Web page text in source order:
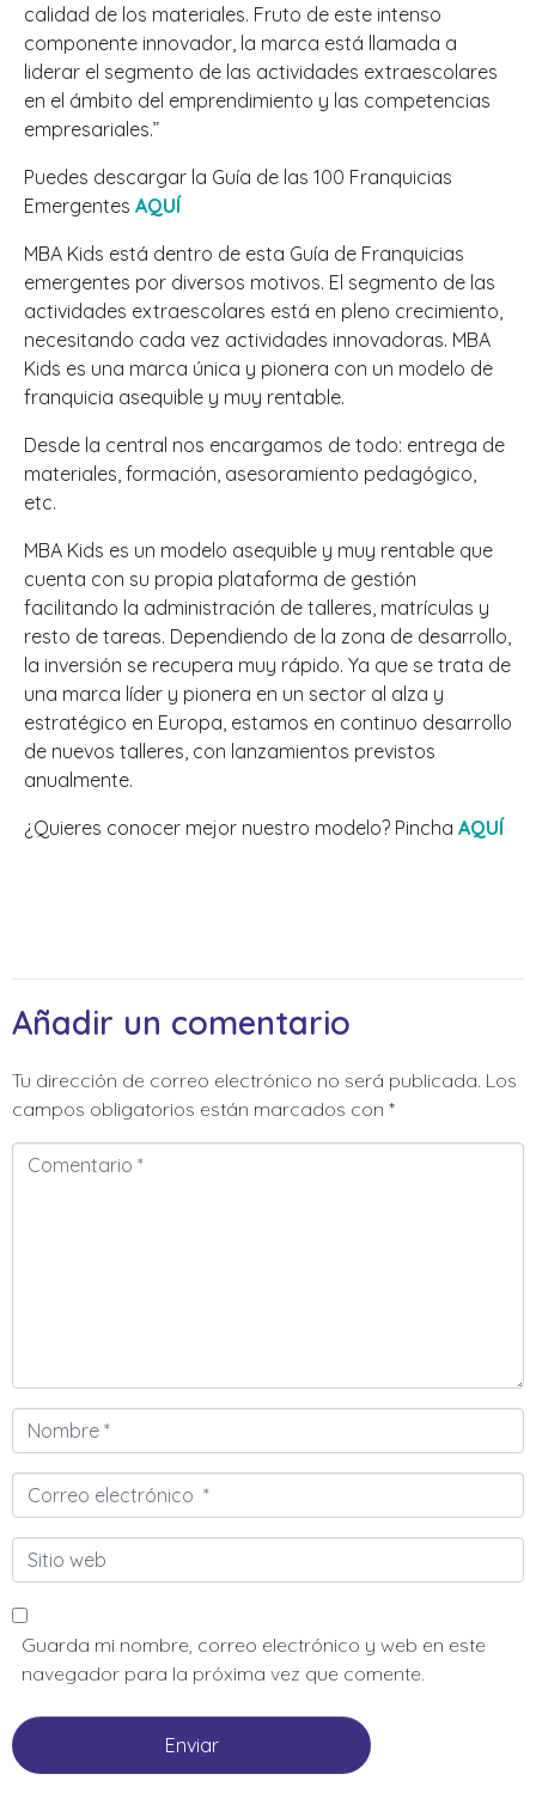
calidad de los materiales. Fruto de este intenso
componente innovador, la marca está llamada a
liderar el segmento de las actividades extraescolares
en el ámbito del emprendimiento y las competencias
empresariales.”
Puedes descargar la Guía de las 100 Franquicias
Emergentes AQUÍ
MBA Kids está dentro de esta Guía de Franquicias
emergentes por diversos motivos. El segmento de las
actividades extraescolares está en pleno crecimiento,
necesitando cada vez actividades innovadoras. MBA
Kids es una marca única y pionera con un modelo de
franquicia asequible y muy rentable.
Desde la central nos encargamos de todo: entrega de
materiales, formación, asesoramiento pedagógico,
etc.
MBA Kids es un modelo asequible y muy rentable que
cuenta con su propia plataforma de gestión
facilitando la administración de talleres, matrículas y
resto de tareas. Dependiendo de la zona de desarrollo,
la inversión se recupera muy rápido. Ya que se trata de
una marca líder y pionera en un sector al alza y
estratégico en Europa, estamos en continuo desarrollo
de nuevos talleres, con lanzamientos previstos
anualmente.
¿Quieres conocer mejor nuestro modelo? Pincha AQUÍ
Añadir un comentario
Tu dirección de correo electrónico no será publicada. Los
campos obligatorios están marcados con *
Comentario
Nombre
*
Correo
electrónico
* Sitio
web
Guarda mi nombre, correo electrónico y web en este
navegador para la próxima vez que comente.
Enviar